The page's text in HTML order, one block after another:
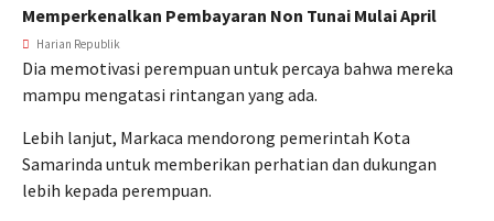
Memperkenalkan Pembayaran Non Tunai Mulai April
Harian Republik
Dia memotivasi perempuan untuk percaya bahwa mereka
mampu mengatasi rintangan yang ada.
Lebih lanjut, Markaca mendorong pemerintah Kota
Samarinda untuk memberikan perhatian dan dukungan
lebih kepada perempuan.